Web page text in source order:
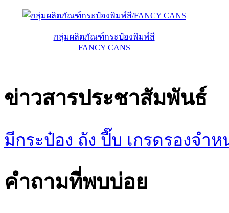
กลุ่มผลิตภัณฑ์กระป๋องพิมพ์สี
FANCY CANS
ข่าวสารประชาสัมพันธ์
มีกระป๋อง ถัง ปี๊บ เกรดรองจำ
คำถามที่พบบ่อย